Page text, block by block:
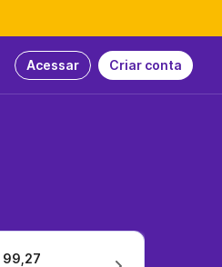
Acessar Criar conta
99,27